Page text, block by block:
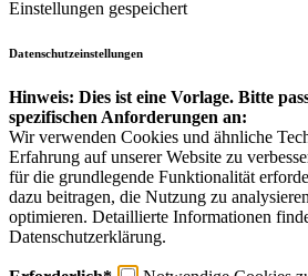
Einstellungen gespeichert
Datenschutzeinstellungen
Hinweis: Dies ist eine Vorlage. Bitte
spezifischen Anforderungen an:
Wir verwenden Cookies und ähnliche
Erfahrung auf unserer Website zu
für die grundlegende Funktionalität
dazu beitragen, die Nutzung zu
optimieren. Detaillierte Informationen
Datenschutzerklärung.